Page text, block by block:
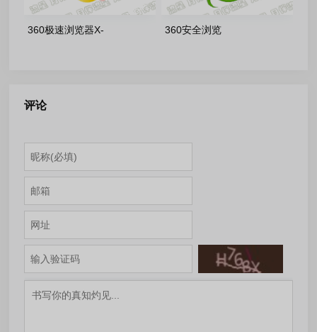
360极速浏览器X-
360安全浏览
评论